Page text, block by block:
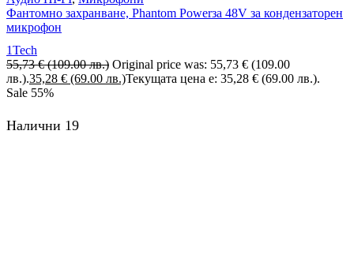
Фантомно захранване, Phantom Powerза 48V за кондензаторен
микрофон
1Tech
55,73€ (109.00 лв.) Original price was: 55,73 € (109.00
лв.).35,28 € (69.00 лв.)Текущата цена е: 35,28 € (69.00 лв.).
Sale 55%
Налични 19